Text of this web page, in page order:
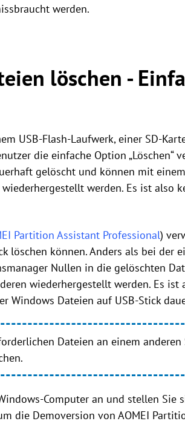
werden.
löschen -
USB-Flash-Laufwerk, einer SD-
die einfache Option „Löschen“
gelöscht und können mit
werden. Es ist also
Partition Assistant Professional)
löschen können. Anders als bei der
Nullen in die gelöschten
wiederhergestellt werden. Es ist
Windows Dateien auf USB-Stick
Dateien an einem
Computer an und stellen Sie
die Demoversion von AOMEI